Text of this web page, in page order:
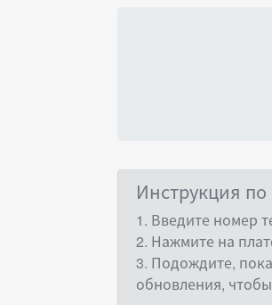
Инструкция
1. Введите номер
2. Нажмите на
3. Подождите,
обновления,